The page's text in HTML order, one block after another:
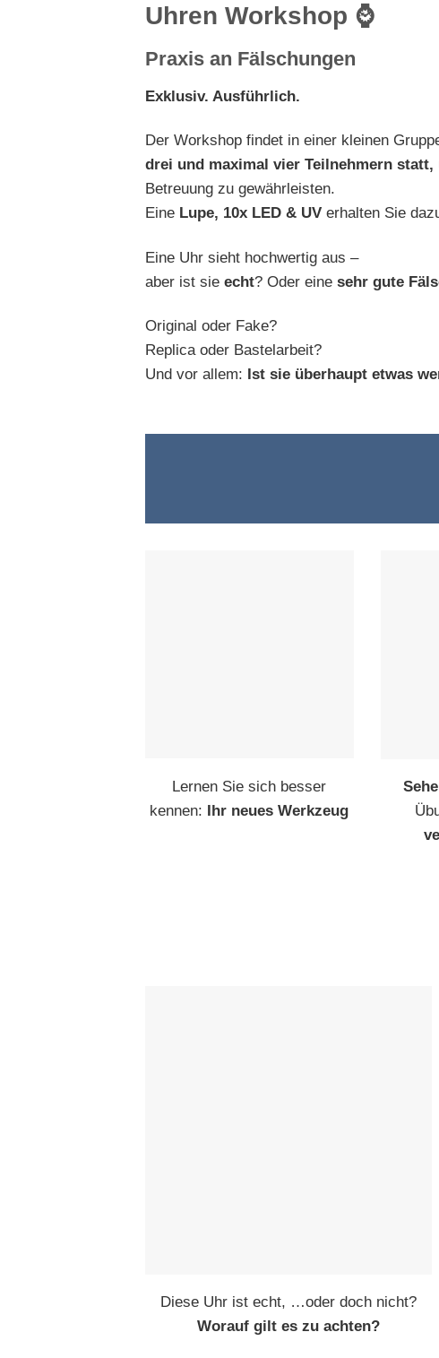
Uhren Workshop ⌚
Praxis an Fälschungen
Exklusiv. Ausführlich.
Der Workshop findet in einer kleinen
drei und maximal vier Teilnehmern statt,
Betreuung zu gewährleisten.
Eine Lupe, 10x LED & UV erhalten Sie
Eine Uhr sieht hochwertig aus –
aber ist sie echt? Oder eine sehr gute
Original oder Fake?
Replica oder Bastelarbeit?
Und vor allem: Ist sie überhaupt etwas
Lernen Sie sich besser
kennen: Ihr neues Werkzeug
Diese Uhr ist echt, …oder doch nicht?
Worauf gilt es zu achten?